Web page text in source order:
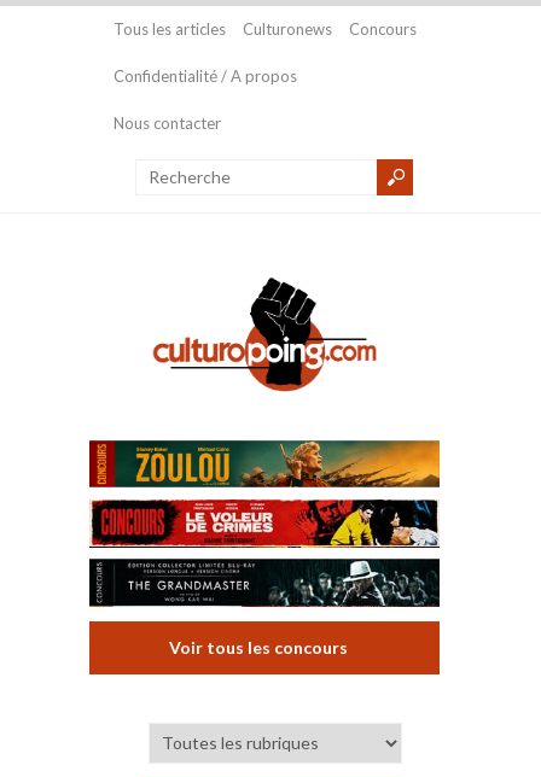
Tous les articles Culturonews Concours
Confidentialité / A propos
Nous contacter
Voir tous les concours